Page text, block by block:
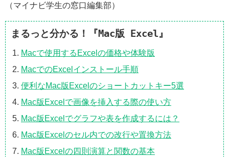
（マイナビ学生の窓口編集部）
まるっと分かる！『Mac版 Excel』
Macで使用するExcelの価格や体験版
MacでのExcelインストール手順
便利なMac版Excelのショートカットキー5選
Mac版Excelで画像を挿入する際の使い方
Mac版Excelでグラフや表を作成するには？
Mac版Excelのセル内での改行や置換方法
Mac版Excelの四則演算と関数の基本